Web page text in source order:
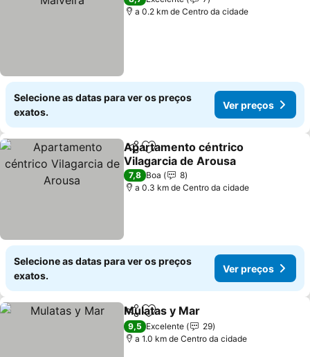
a 0.2 km de Centro da cidade
Selecione as datas para ver os preços
exatos.
Ver preços
PartilharAdicionar aos favoritos
Apartamento céntrico
Vilagarcia de Arousa
7,8 Boa
8
a 0.3 km de Centro da cidade
Selecione as datas para ver os preços
exatos.
Ver preços
PartilharAdicionar aos favoritos
Mulatas y Mar
9,5 Excelente
29
a 1.0 km de Centro da cidade